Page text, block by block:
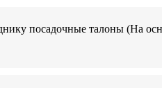
посадочные талоны (На